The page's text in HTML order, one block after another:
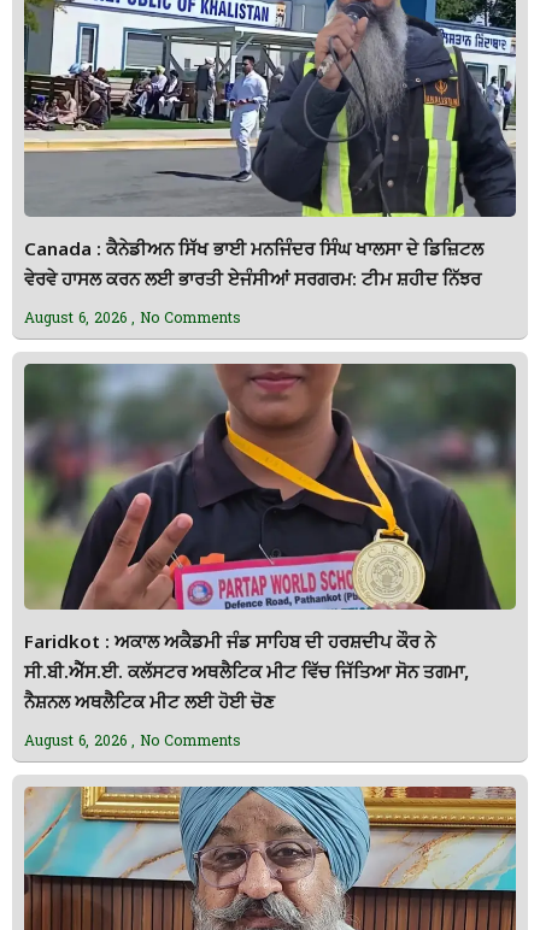
Canada : ਕੈਨੇਡੀਅਨ ਸਿੱਖ ਭਾਈ ਮਨਜਿੰਦਰ ਸਿੰਘ ਖਾਲਸਾ ਦੇ ਡਿਜ਼ਿਟਲ
ਵੇਰਵੇ ਹਾਸਲ ਕਰਨ ਲਈ ਭਾਰਤੀ ਏਜੰਸੀਆਂ ਸਰਗਰਮ: ਟੀਮ ਸ਼ਹੀਦ ਨਿੱਝਰ
August 6, 2026 No Comments
Faridkot : ਅਕਾਲ ਅਕੈਡਮੀ ਜੰਡ ਸਾਹਿਬ ਦੀ ਹਰਸ਼ਦੀਪ ਕੌਰ ਨੇ
ਸੀ.ਬੀ.ਐੱਸ.ਈ. ਕਲੱਸਟਰ ਅਥਲੈਟਿਕ ਮੀਟ ਵਿੱਚ ਜਿੱਤਿਆ ਸੋਨ ਤਗਮਾ,
ਨੈਸ਼ਨਲ ਅਥਲੈਟਿਕ ਮੀਟ ਲਈ ਹੋਈ ਚੋਣ
August 6, 2026 No Comments